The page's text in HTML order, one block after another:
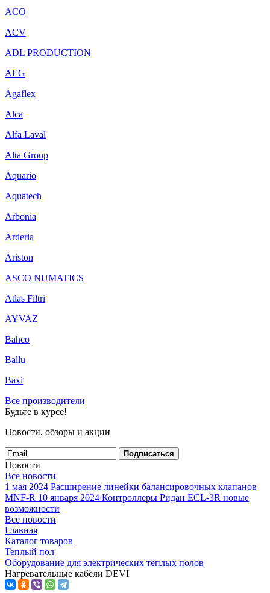
ACO
ACV
ADL PRODUCTION
AEG
Agaflex
Alca
Alfa Laval
Alta Group
Aquario
Aquatech
Arbonia
Arderia
Ariston
ASCO NUMATICS
Atlas Filtri
AYVAZ
Bahco
Ballu
Baxi
Все производители
Будьте в курсе!
Новости, обзоры и акции
Подписаться
Новости
Все новости
1 мая 2024 Расширение линейки балансировочных клапанов
MNF-R 10 января 2024 Контроллеры Ридан ECL-3R новые
возможности
Все новости
Главная
Каталог товаров
Теплый пол
Оборудование для электрических тёплых полов
Нагревательные кабели DEVI